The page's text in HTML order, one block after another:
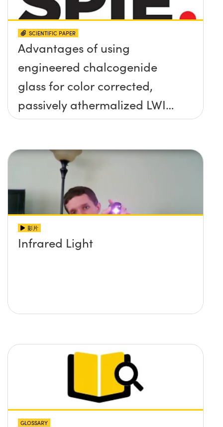
SCIENTIFIC PAPER
Advantages of using
engineered chalcogenide
glass for color corrected,
passively athermalized LWIR
imaging systems
影片
Infrared Light
GLOSSARY